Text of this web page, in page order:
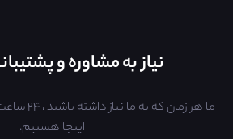
نیاز به مشاوره و
اینجا هستیم.